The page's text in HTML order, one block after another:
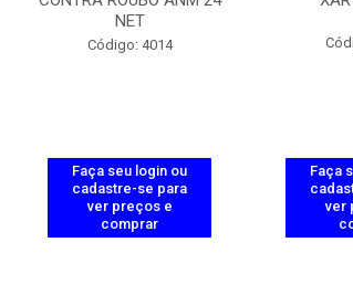
NET
Código: 4014
Faça seu login ou
cadastre-se para
ver preços e
comprar
Faça
ver